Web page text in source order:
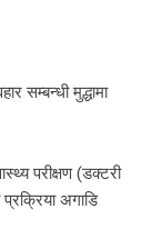
सम्बन्धी मुद्धामा
परीक्षण (डक्टरी
अगाडि